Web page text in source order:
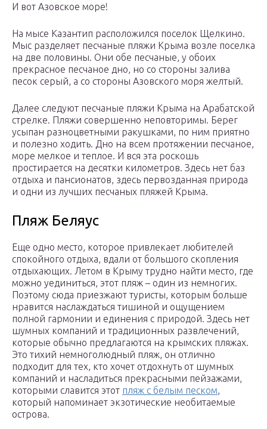
И вот Азовское море!
На мысе Казантип расположился поселок Щелкино.
Мыс разделяет песчаные пляжи Крыма возле поселка
на две половины. Они обе песчаные, у обоих
прекрасное песчаное дно, но со стороны залива
песок серый, а со стороны Азовского моря желтый.
Далее следуют песчаные пляжи Крыма на Арабатской
стрелке. Пляжи совершенно неповторимы. Берег
усыпан разноцветными ракушками, по ним приятно
и полезно ходить. Дно на всем протяжении песчаное,
море мелкое и теплое. И вся эта роскошь
простирается на десятки километров. Здесь нет баз
отдыха и пансионатов, здесь первозданная природа
и одни из лучших песчаных пляжей Крыма.
Пляж Беляус
Еще одно место, которое привлекает любителей
спокойного отдыха, вдали от большого скопления
отдыхающих. Летом в Крыму трудно найти место, где
можно уединиться, этот пляж – один из немногих.
Поэтому сюда приезжают туристы, которым больше
нравится наслаждаться тишиной и ощущением
полной гармонии и единения с природой. Здесь нет
шумных компаний и традиционных развлечений,
которые обычно предлагаются на крымских пляжах.
Это тихий немноголюдный пляж, он отлично
подходит для тех, кто хочет отдохнуть от шумных
компаний и насладиться прекрасными пейзажами,
которыми славится этот пляж с белым песком,
который напоминает экзотические необитаемые
острова.